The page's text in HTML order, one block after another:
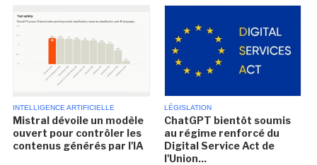
INTELLIGENCE ARTIFICIELLE
Mistral dévoile un modèle
ouvert pour contrôler les
contenus générés par l'IA
LÉGISLATION
ChatGPT bientôt soumis
au régime renforcé du
Digital Service Act de
l'Union...